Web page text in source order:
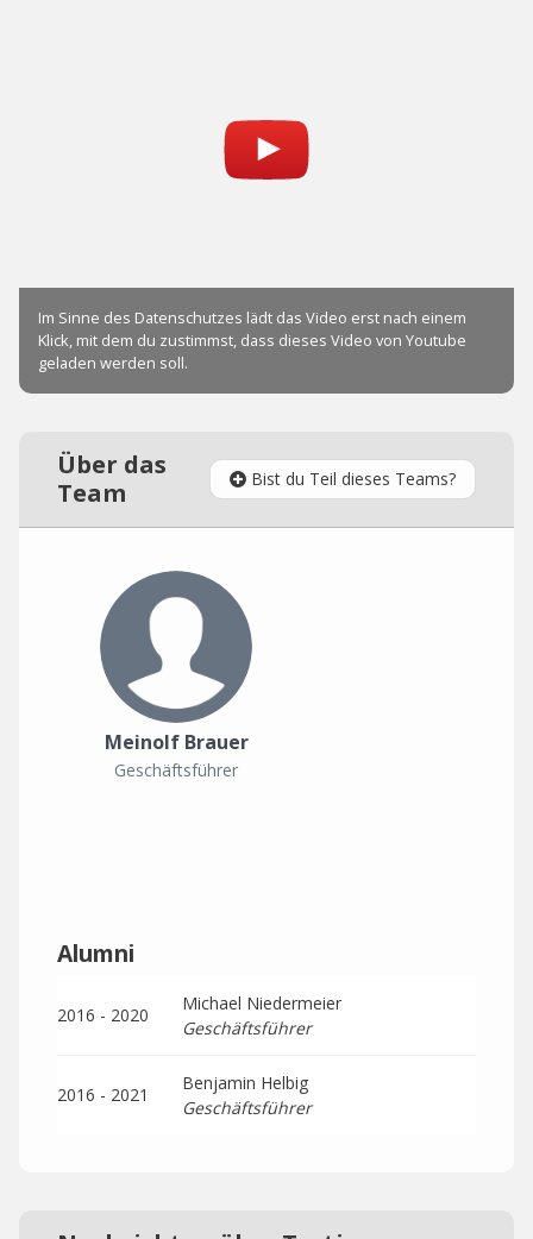
Über das
Team
Bist du Teil dieses Teams?
Meinolf Brauer
Geschäftsführer
Alumni
2016 - 2020
Michael Niedermeier
Geschäftsführer
2016 - 2021
Benjamin Helbig
Geschäftsführer